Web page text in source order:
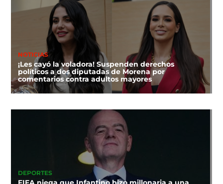
NOTICIAS
¡Les cayó la voladora! Suspenden derechos
políticos a dos diputadas de Morena por
comentarios contra adultos mayores
DEPORTES